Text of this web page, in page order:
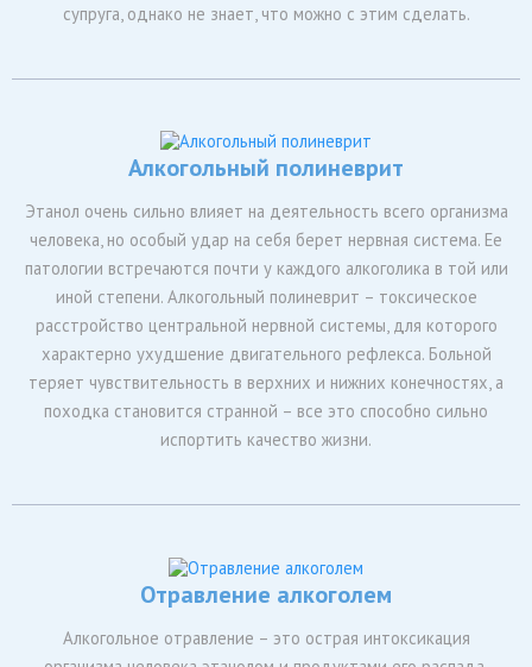
супруга, однако не знает, что можно с этим сделать.
Алкогольный полиневрит
Этанол очень сильно влияет на деятельность всего организма
человека, но особый удар на себя берет нервная система. Ее
патологии встречаются почти у каждого алкоголика в той или
иной степени. Алкогольный полиневрит – токсическое
расстройство центральной нервной системы, для которого
характерно ухудшение двигательного рефлекса. Больной
теряет чувствительность в верхних и нижних конечностях, а
походка становится странной – все это способно сильно
испортить качество жизни.
Отравление алкоголем
Алкогольное отравление – это острая интоксикация